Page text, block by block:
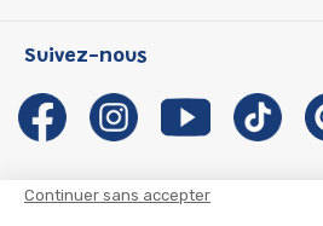
Continuer sans accepter
Les Influenceuses
Migali
Petite Taupe
Notre histoire
Auzou s'engage
Auteurs et illustrateurs Auzou
Suivez-nous